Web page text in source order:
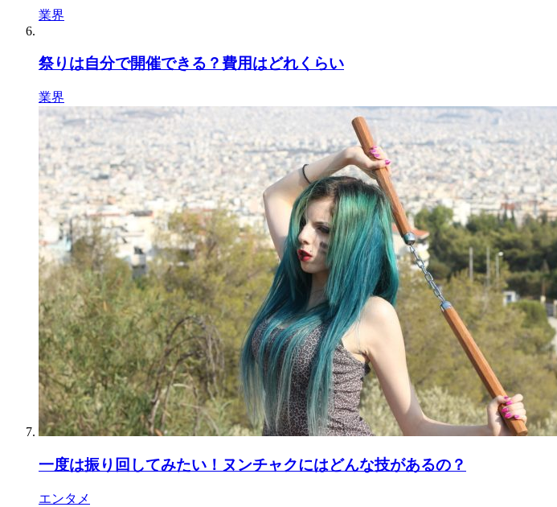
業界
祭りは自分で開催できる？費用はどれくらい
業界
一度は振り回してみたい！ヌンチャクにはどんな技があるの？
エンタメ